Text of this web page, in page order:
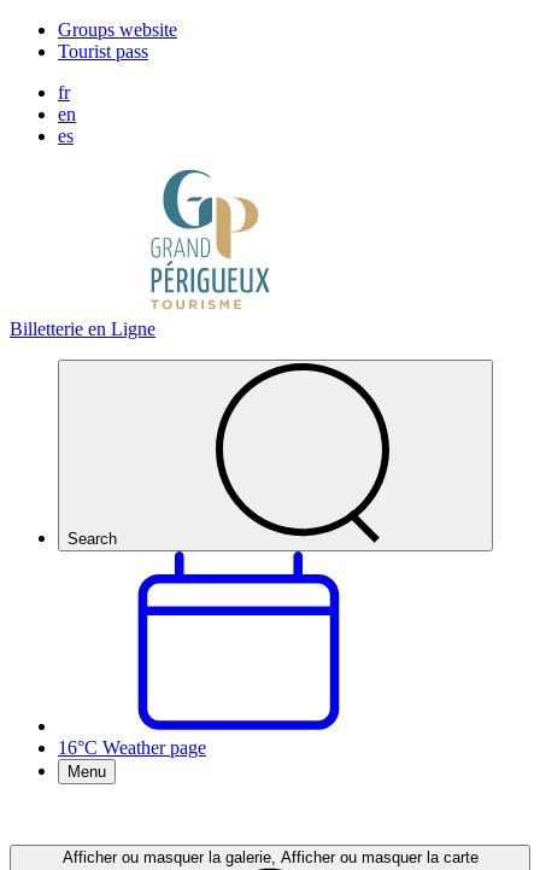
Groups website
Tourist pass
fr
en
es
Billetterie en Ligne
Search
16°C Weather page
Menu
Afficher ou masquer la galerie, Afficher ou masquer la carte